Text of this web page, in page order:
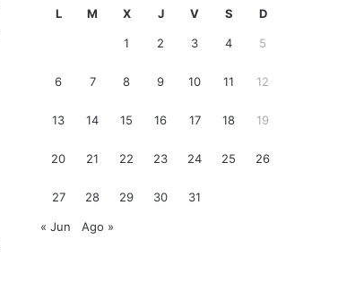
L M X J V S D
1 2 3 4 5
6 7 8 9 10 11 12
13 14 15 16 17 18 19
20 21 22 23 24 25 26
27 28 29 30 31
« Jun Ago »